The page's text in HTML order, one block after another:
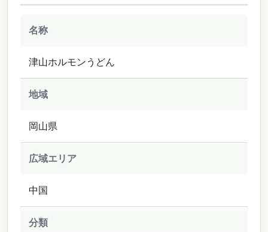
名称
津山ホルモンうどん
地域
岡山県
広域エリア
中国
分類